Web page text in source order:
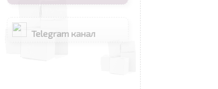
Telegram канал